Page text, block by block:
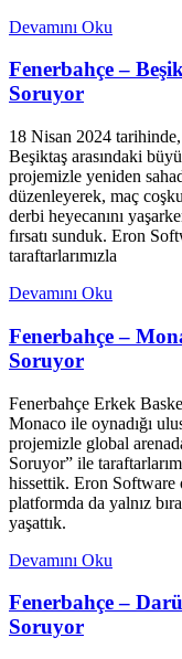
Devamını Oku
Fenerbahçe –
Soruyor
18 Nisan 2024
Beşiktaş arasındaki
projemizle yeniden
düzenleyerek, maç
derbi heyecanını
fırsatı sunduk. Eron
taraftarlarımızla
Devamını Oku
Fenerbahçe –
Soruyor
Fenerbahçe Erkek
Monaco ile oynadığı
projemizle global
Soruyor” ile
hissettik. Eron Software
platformda da yalnız
yaşattık.
Devamını Oku
Fenerbahçe –
Soruyor